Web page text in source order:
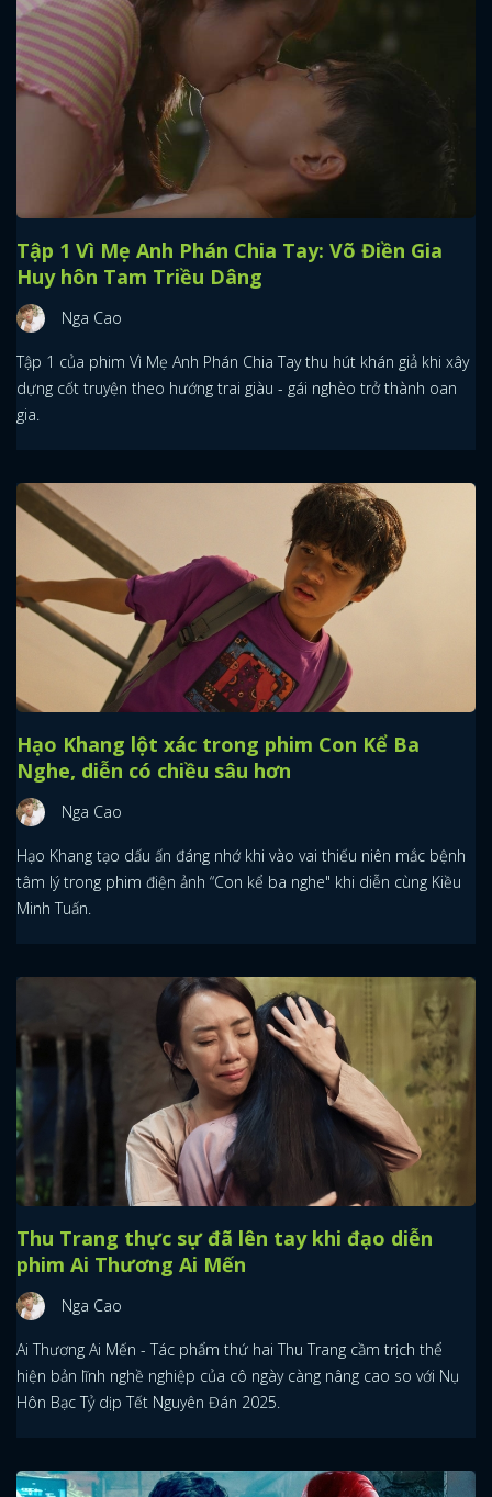
Tập 1 Vì Mẹ Anh Phán Chia Tay: Võ Điền Gia
Huy hôn Tam Triều Dâng
Nga Cao
Tập 1 của phim Vì Mẹ Anh Phán Chia Tay thu hút khán giả khi xây
dựng cốt truyện theo hướng trai giàu - gái nghèo trở thành oan
gia.
Hạo Khang lột xác trong phim Con Kể Ba
Nghe, diễn có chiều sâu hơn
Nga Cao
Hạo Khang tạo dấu ấn đáng nhớ khi vào vai thiếu niên mắc bệnh
tâm lý trong phim điện ảnh “Con kể ba nghe" khi diễn cùng Kiều
Minh Tuấn.
Thu Trang thực sự đã lên tay khi đạo diễn
phim Ai Thương Ai Mến
Nga Cao
Ai Thương Ai Mến - Tác phẩm thứ hai Thu Trang cầm trịch thể
hiện bản lĩnh nghề nghiệp của cô ngày càng nâng cao so với Nụ
Hôn Bạc Tỷ dịp Tết Nguyên Đán 2025.